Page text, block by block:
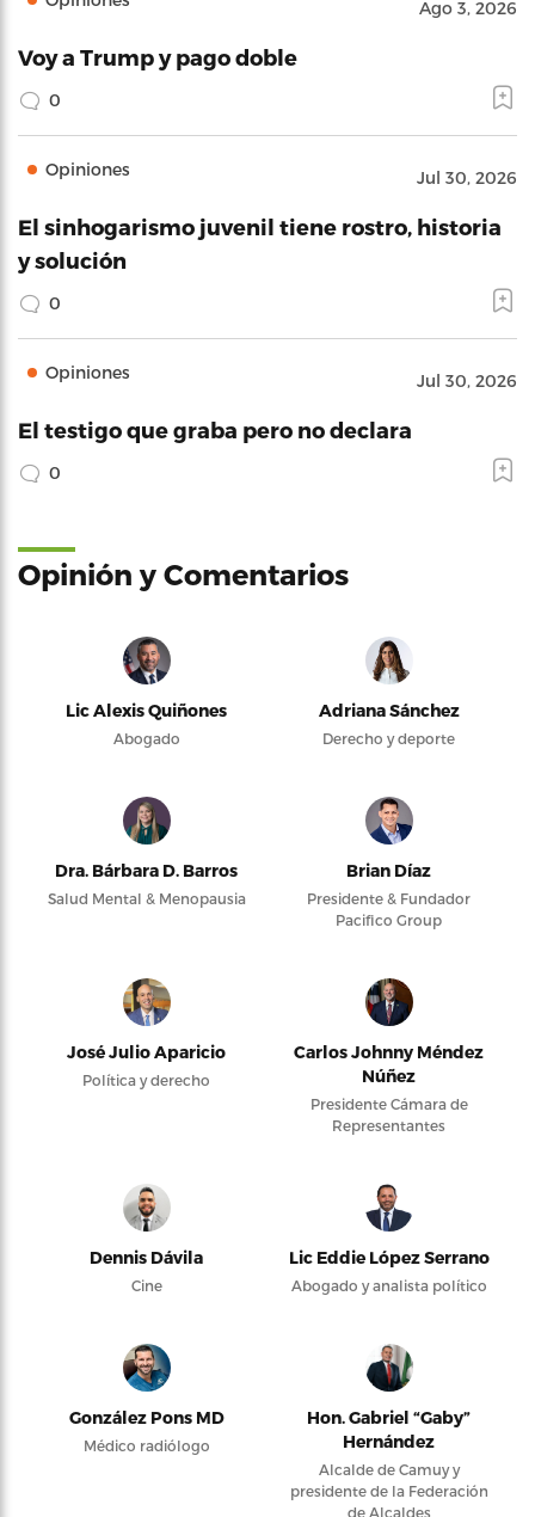
Ago 3, 2026
Voy a Trump y pago doble
0
Opiniones Jul 30, 2026
El sinhogarismo juvenil tiene rostro, historia
y solución
0
Opiniones Jul 30, 2026
El testigo que graba pero no declara
0
Opinión y Comentarios
Lic Alexis Quiñones
Abogado
Adriana Sánchez
Derecho y deporte
Dra. Bárbara D. Barros
Salud Mental & Menopausia
Brian Díaz
Presidente & Fundador
Pacifico Group
José Julio Aparicio
Política y derecho
Carlos Johnny Méndez
Núñez
Presidente Cámara de
Representantes
Dennis Dávila
Cine
Lic Eddie López Serrano
Abogado y analista político
González Pons MD
Médico radiólogo
Hon. Gabriel “Gaby”
Hernández
Alcalde de Camuy y
presidente de la Federación
de Alcaldes